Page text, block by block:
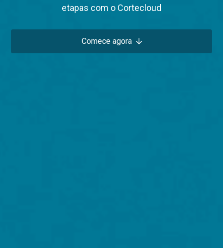
etapas com o Cortecloud
Comece agora